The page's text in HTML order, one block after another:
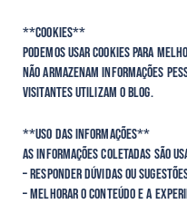
**Cookies**
Podemos usar cookies para
não armazenam informações
visitantes utilizam o blog.
**Uso das Informações**
As informações coletadas são
– Responder dúvidas ou
– Melhorar o conteúdo e a